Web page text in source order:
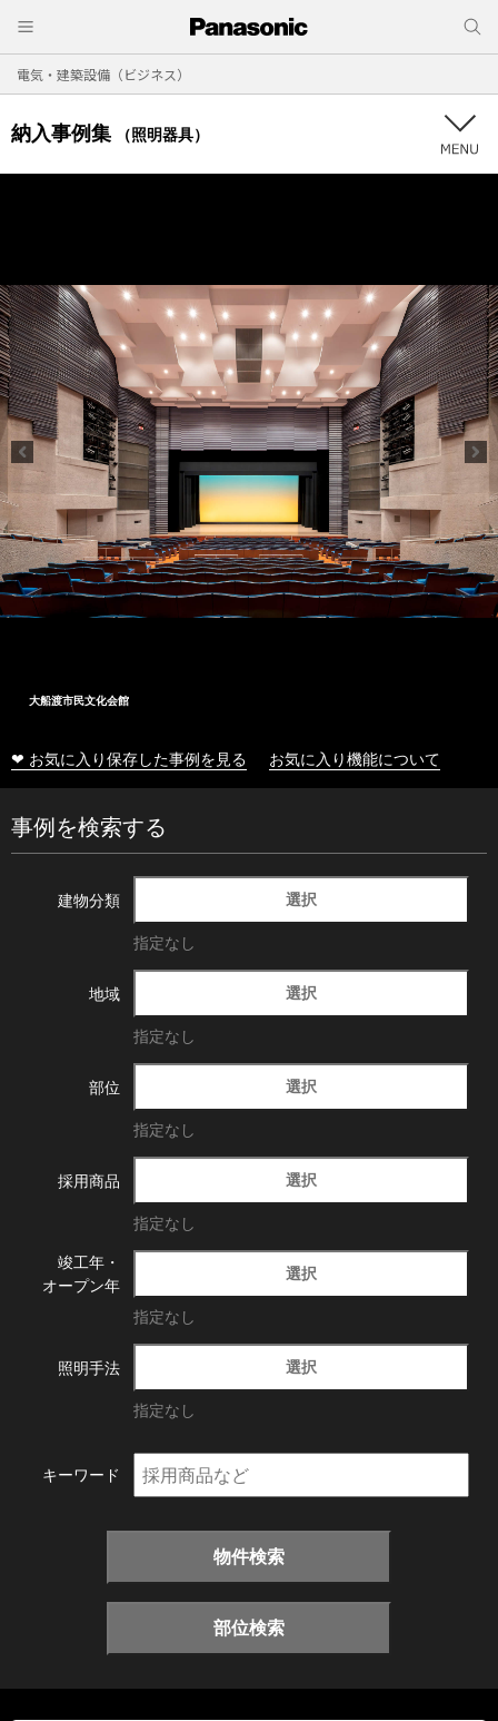
電気・建築設備（ビジネス）
納入事例集 （照明器具）
大船渡市民文化会館
❤ お気に入り保存した事例を見る お気に入り機能について
事例を検索する
建物分類 選択
指定なし
地域 選択
指定なし
部位 選択
指定なし
採用商品 選択
指定なし
竣工年・
オープン年
選択
指定なし
照明手法 選択
指定なし
キーワード
物件検索
部位検索